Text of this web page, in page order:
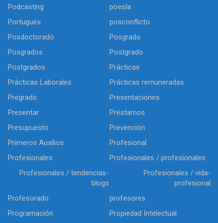
Podcasting
poesía
Portugués
posconflicto
Posdoctorado
Posgrado
Posgrados
Postgrado
Postgrados
Prácticas
Prácticas Laborales
Prácticas remuneradas
Pregrado
Presentaciones
Presentar
Préstamos
Presupuesto
Prevención
Primeros Auxilios
Profesional
Profesionales
Profesionales / profesionales
Profesionales / tendencias-
blogs
Profesionales / vida-
profesional
Profesorado
profesores
Programación
Propiedad Intelectual